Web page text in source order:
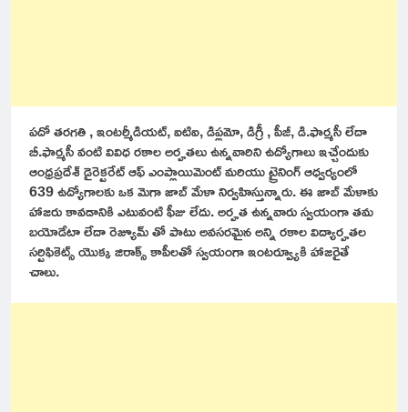
పదో తరగతి , ఇంటర్మీడియట్, ఐటిఐ, డిప్లమో, డిగ్రీ , పీజీ, డి.ఫార్మసీ లేదా
బీ.ఫార్మసీ వంటి వివిధ రకాల అర్హతలు ఉన్నవారిని ఉద్యోగాలు ఇచ్చేందుకు
ఆంధ్రప్రదేశ్ డైరెక్టరేట్ ఆఫ్ ఎంప్లాయిమెంట్ మరియు ట్రైనింగ్ ఆధ్వర్యంలో
639 ఉద్యోగాలకు ఒక మెగా జాబ్ మేళా నిర్వహిస్తున్నారు. ఈ జాబ్ మేళాకు
హాజరు కావడానికి ఎటువంటి ఫీజు లేదు. అర్హత ఉన్నవారు స్వయంగా తమ
బయోడేటా లేదా రెజ్యూమ్ తో పాటు అవసరమైన అన్ని రకాల విద్యార్హతల
సర్టిఫికెట్స్ యొక్క జిరాక్స్ కాపీలతో స్వయంగా ఇంటర్వ్యూకి హాజరైతే
చాలు.